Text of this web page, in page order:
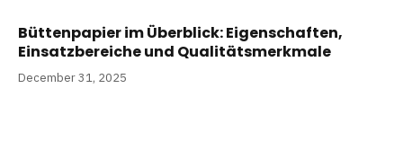
Büttenpapier im Überblick: Eigenschaften,
Einsatzbereiche und Qualitätsmerkmale
December 31, 2025